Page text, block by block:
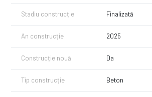
Stadiu construcție Finalizată
An construcție 2025
Construcție nouă Da
Tip construcție Beton